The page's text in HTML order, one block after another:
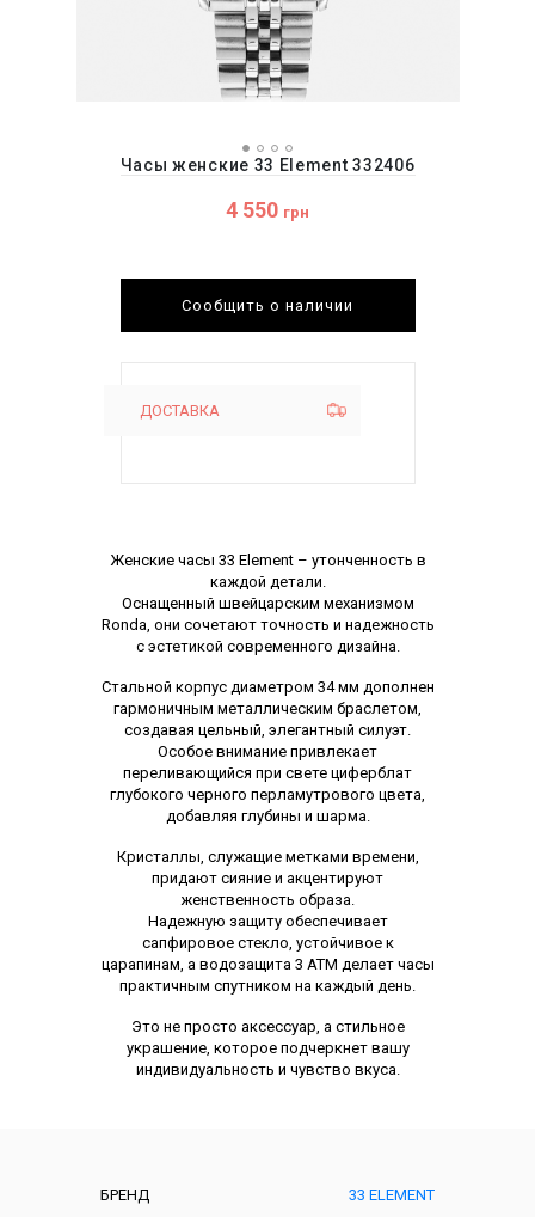
Часы женские 33 Element 332406
4 550 грн
Сообщить о наличии
ДОСТАВКА
БРЕНД 33 ELEMENT
Описание
Женские часы 33 Element – ​​утонченность в
каждой детали.
Оснащенный швейцарским механизмом
Ronda, они сочетают точность и надежность
с эстетикой современного дизайна.
Стальной корпус диаметром 34 мм дополнен
гармоничным металлическим браслетом,
создавая цельный, элегантный силуэт.
Особое внимание привлекает
переливающийся при свете циферблат
глубокого черного перламутрового цвета,
добавляя глубины и шарма.
Кристаллы, служащие метками времени,
придают сияние и акцентируют
женственность образа.
Надежную защиту обеспечивает
сапфировое стекло, устойчивое к
царапинам, а водозащита 3 ATM делает часы
практичным спутником на каждый день.
Это не просто аксессуар, а стильное
украшение, которое подчеркнет вашу
индивидуальность и чувство вкуса.